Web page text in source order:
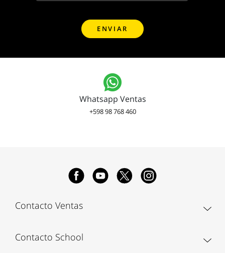
Whatsapp Ventas
+598 98 768 460
Contacto Ventas
Contacto School